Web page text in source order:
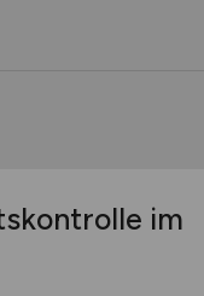
im